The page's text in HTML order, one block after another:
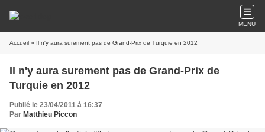
MENU
Accueil » Il n'y aura surement pas de Grand-Prix de Turquie en 2012
Il n'y aura surement pas de Grand-Prix de
Turquie en 2012
Publié le 23/04/2011 à 16:37
Par Matthieu Piccon